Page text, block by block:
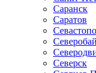
Саранск
Саратов
Северск